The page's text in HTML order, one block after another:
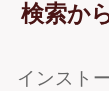
検索か
インスト